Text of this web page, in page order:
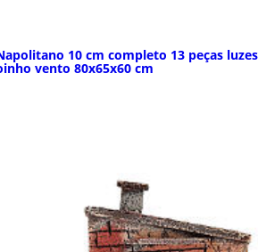
10 cm completo 13 peças luzes
vento 80x65x60 cm